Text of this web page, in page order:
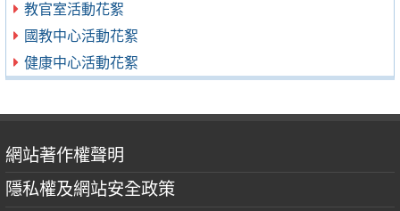
教官室活動花絮
國教中心活動花絮
健康中心活動花絮
網站著作權聲明
隱私權及網站安全政策